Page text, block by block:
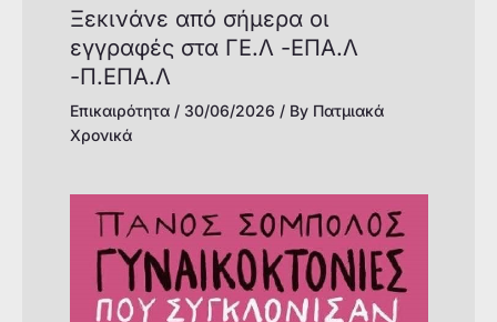
Ξεκινάνε από σήμερα οι
εγγραφές στα ΓΕ.Λ -ΕΠΑ.Λ
-Π.ΕΠΑ.Λ
Επικαιρότητα/ 30/06/2026 / By Πατμιακά
Χρονικά